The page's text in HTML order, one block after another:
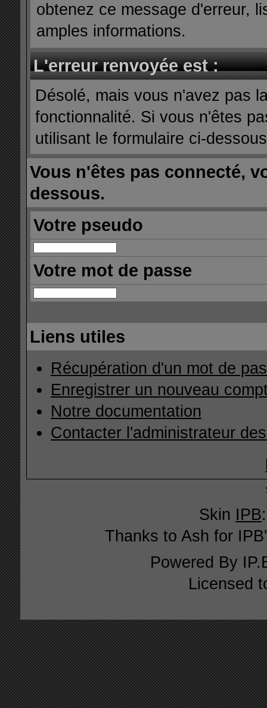
obtenez ce message d'erreur,
amples informations.
L'erreur renvoyée est :
Désolé, mais vous n'avez pas
fonctionnalité. Si vous n'êtes
utilisant le formulaire ci-
Vous n'êtes pas connecté,
dessous.
Votre pseudo
Votre mot de passe
Liens utiles
Récupération d'un mot de
Enregistrer un nouveau
Notre documentation
Contacter l'administrateur
Skin IPB
Thanks to Ash for
Powered By
Licensed